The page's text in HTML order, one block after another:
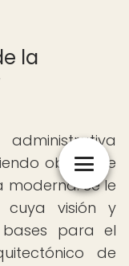
la
objeto de
Se le
cuya visión y
bases para el
de